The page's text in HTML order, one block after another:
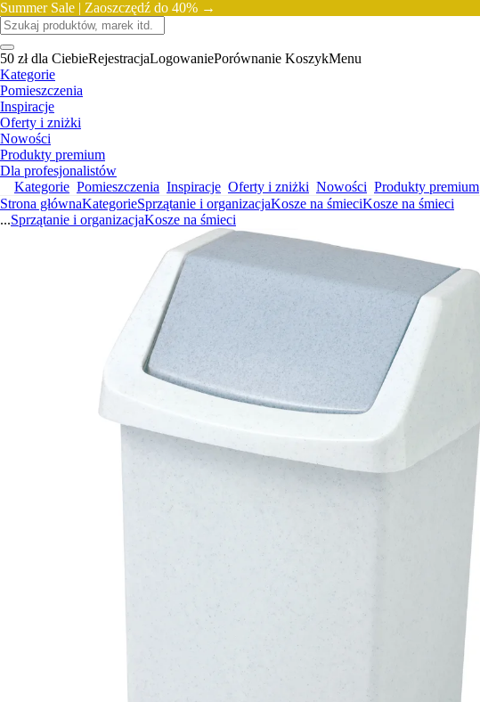
Summer Sale | Zaoszczędź do 40% →
50 zł dla CiebieRejestracjaLogowaniePorównanie KoszykMenu
Kategorie
Pomieszczenia
Inspiracje
Oferty i zniżki
Nowości
Produkty premium
Dla profesjonalistów
Kategorie Pomieszczenia Inspiracje Oferty i zniżki Nowości Produkty premium
Strona głównaKategorieSprzątanie i organizacjaKosze na śmieciKosze na śmieci
...Sprzątanie i organizacjaKosze na śmieci